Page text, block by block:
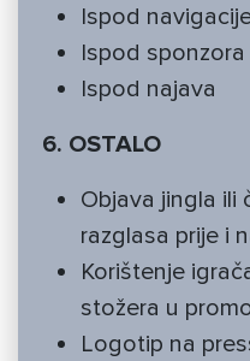
Ispod
Ispod sponzora
Ispod najava
6. OSTALO
Objava jingla ili
razglasa prije i
Korištenje
stožera u
Logotip na